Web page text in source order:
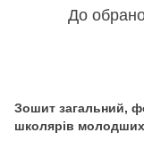
До
Зошит загальний,
школярів молодших